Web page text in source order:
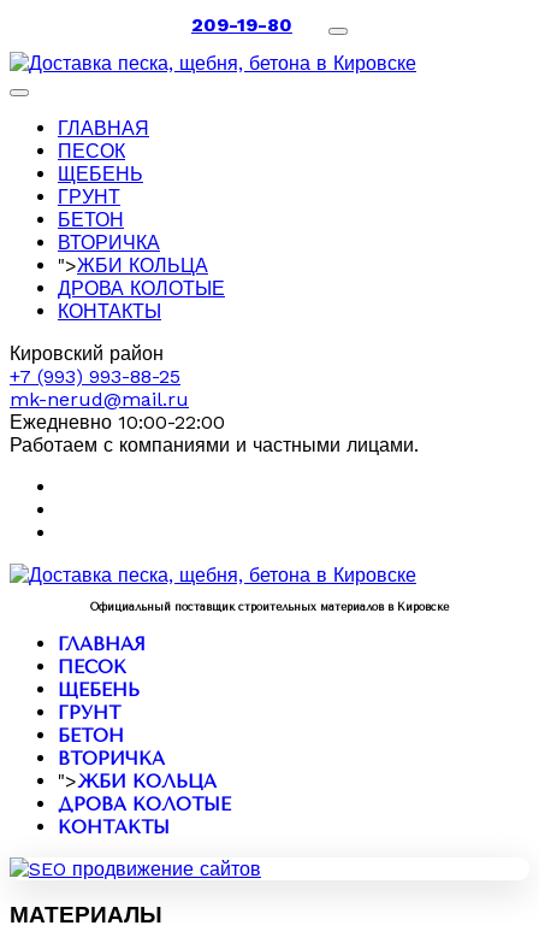
209-19-80
ГЛАВНАЯ
ПЕСОК
ЩЕБЕНЬ
ГРУНТ
БЕТОН
ВТОРИЧКА
">ЖБИ КОЛЬЦА
ДРОВА КОЛОТЫЕ
КОНТАКТЫ
Кировский район
+7 (993) 993-88-25
mk-nerud@mail.ru
Ежедневно 10:00-22:00
Работаем с компаниями и частными лицами.
Официальный поставщик строительных материалов в Кировске
ГЛАВНАЯ
ПЕСОК
ЩЕБЕНЬ
ГРУНТ
БЕТОН
ВТОРИЧКА
">ЖБИ КОЛЬЦА
ДРОВА КОЛОТЫЕ
КОНТАКТЫ
МАТЕРИАЛЫ